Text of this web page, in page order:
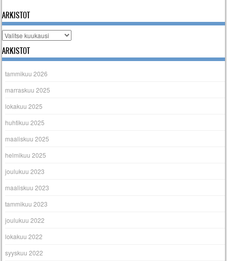
ARKISTOT
Arkistot
ARKISTOT
tammikuu 2026
marraskuu 2025
lokakuu 2025
huhtikuu 2025
maaliskuu 2025
helmikuu 2025
joulukuu 2023
maaliskuu 2023
tammikuu 2023
joulukuu 2022
lokakuu 2022
syyskuu 2022